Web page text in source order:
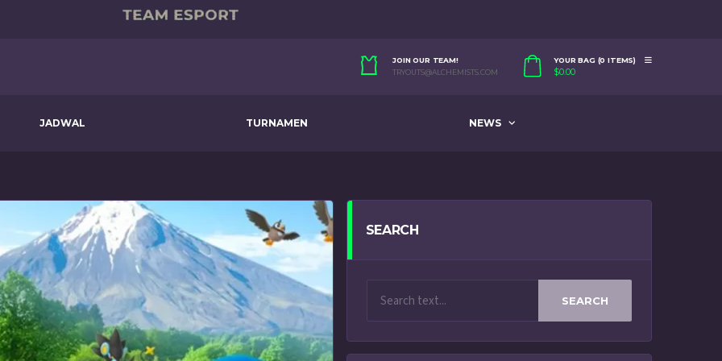
JOIN OUR TEAM!
TRYOUTS@ALCHEMISTS.COM
YOUR BAG (0 ITEMS)
$0.00
JADWAL TURNAMEN NEWS
SEARCH
SEARCH